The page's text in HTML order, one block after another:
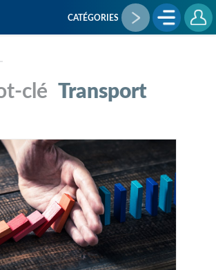
CATÉGORIES
Transport